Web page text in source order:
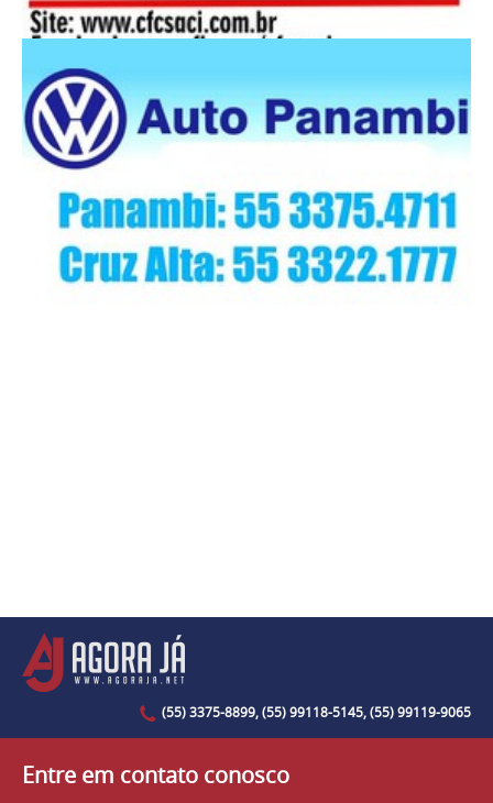
(55) 3375-8899, (55) 99118-5145, (55) 99119-9065
Entre em contato conosco